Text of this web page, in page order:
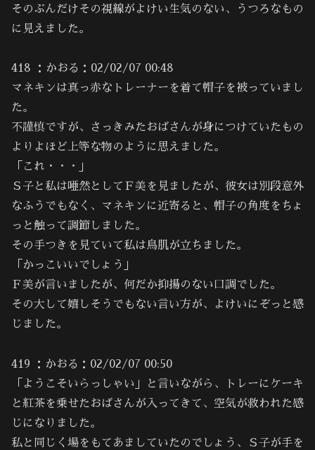
そのぶんだけその視線がよけい生気のない、うつろなもの
に見えました。
418 ：かおる：02/02/07 00:48
マネキンは真っ赤なトレーナーを着て帽子を被っていまし
た。
不謹慎ですが、さっきみたおばさんが身につけていたもの
よりよほど上等な物のように思えました。
「これ・・・」
Ｓ子と私は唖然としてＦ美を見ましたが、彼女は別段意外
なふうでもなく、マネキンに近寄ると、帽子の角度をちょ
っと触って調節しました。
その手つきを見ていて私は鳥肌が立ちました。
「かっこいいでしょう」
Ｆ美が言いましたが、何だか抑揚のない口調でした。
その大して嬉しそうでもない言い方が、よけいにぞっと感
じました。
419 ：かおる：02/02/07 00:50
「ようこそいらっしゃい」と言いながら、トレーにケーキ
と紅茶を乗せたおばさんが入ってきて、空気が救われた感
じになりました。
私と同じく場をもてあましていたのでしょう、Ｓ子が手を